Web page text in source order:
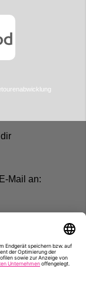
Mail an: